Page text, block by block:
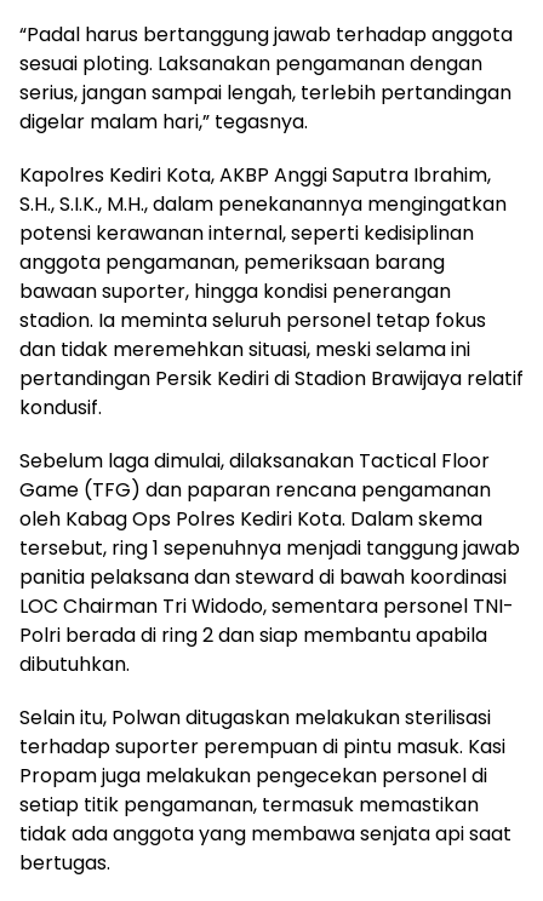
“Padal harus bertanggung jawab terhadap anggota
sesuai ploting. Laksanakan pengamanan dengan
serius, jangan sampai lengah, terlebih pertandingan
digelar malam hari,” tegasnya.
Kapolres Kediri Kota, AKBP Anggi Saputra Ibrahim,
S.H., S.I.K., M.H., dalam penekanannya mengingatkan
potensi kerawanan internal, seperti kedisiplinan
anggota pengamanan, pemeriksaan barang
bawaan suporter, hingga kondisi penerangan
stadion. Ia meminta seluruh personel tetap fokus
dan tidak meremehkan situasi, meski selama ini
pertandingan Persik Kediri di Stadion Brawijaya relatif
kondusif.
Sebelum laga dimulai, dilaksanakan Tactical Floor
Game (TFG) dan paparan rencana pengamanan
oleh Kabag Ops Polres Kediri Kota. Dalam skema
tersebut, ring 1 sepenuhnya menjadi tanggung jawab
panitia pelaksana dan steward di bawah koordinasi
LOC Chairman Tri Widodo, sementara personel TNI-
Polri berada di ring 2 dan siap membantu apabila
dibutuhkan.
Selain itu, Polwan ditugaskan melakukan sterilisasi
terhadap suporter perempuan di pintu masuk. Kasi
Propam juga melakukan pengecekan personel di
setiap titik pengamanan, termasuk memastikan
tidak ada anggota yang membawa senjata api saat
bertugas.